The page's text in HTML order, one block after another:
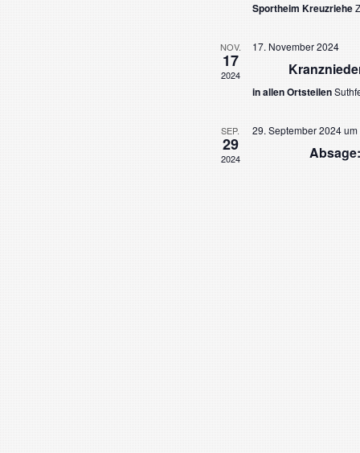
Sportheim Kreuzriehe
NOV.
17
2024
17. November 2024
in allen Ortsteilen
SEP.
29
2024
29. September 2024 um